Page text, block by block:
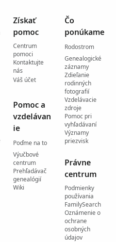
Získať
pomoc
Centrum
pomoci
Kontaktujte
nás
Váš účet
Pomoc a
vzdelávan
ie
Poďme na to
Výučbové
centrum
Prehľadávač
genealógií
Wiki
Čo
ponúkame
Rodostrom
Genealogické
záznamy
Zdieľanie
rodinných
fotografií
Vzdelávacie
zdroje
Pomoc pri
vyhľadávaní
Významy
priezvisk
Právne
centrum
Podmienky
používania
FamilySearch
Oznámenie o
ochrane
osobných
údajov